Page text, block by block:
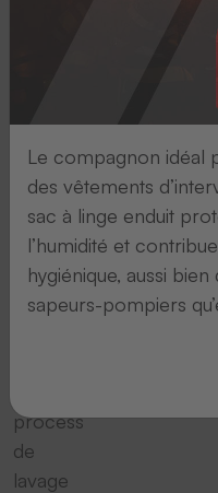
particulièrement
adaptées
lecture
automatique
des
process
de
lavage
Le compagnon idéal
des vêtements
sac à linge enduit
l’humidité et
hygiénique, aussi
sapeurs-pompiers